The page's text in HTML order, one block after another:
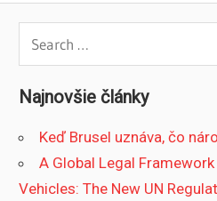
Najnovšie články
Keď Brusel uznáva, čo
A Global Legal
Vehicles: The New UN